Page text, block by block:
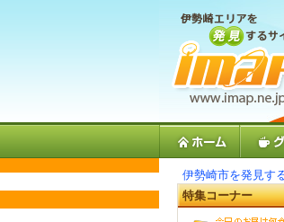
伊勢崎市を発見す
特集コーナー